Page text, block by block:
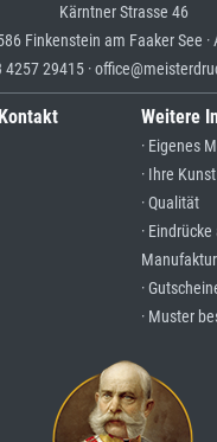
Kärntner Strasse 46
Finkenstein am Faaker See ·
4257 29415 ·
Weitere
· Eigenes
· Ihre
· Qualität
·
Manufaktur
·
· Muster